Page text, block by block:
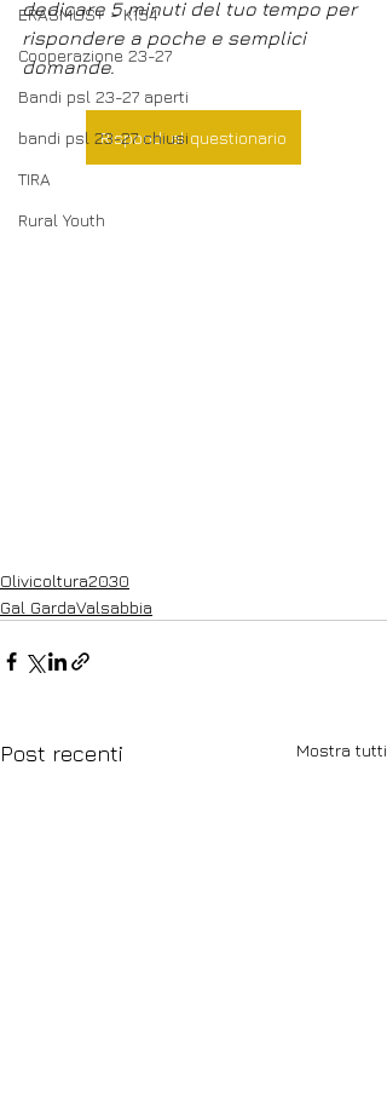
ERASMUS+ - K154
Cooperazione 23-27
Bandi psl 23-27 aperti
bandi psl 23-27 chiusi
TIRA
Rural Youth
dedicare 5 minuti del tuo tempo per
rispondere a poche e semplici
domande.
Rispondi al questionario
Olivicoltura2030
Gal GardaValsabbia
Post recenti Mostra tutti